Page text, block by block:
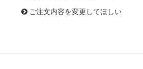
ご注文内容を変更してほしい